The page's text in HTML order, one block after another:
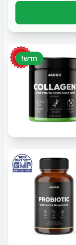
חדש!